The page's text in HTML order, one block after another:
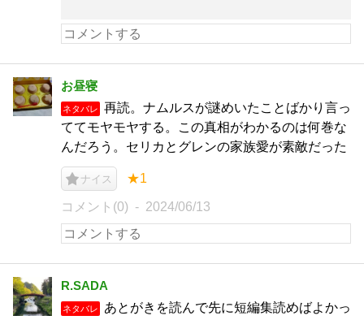
お昼寝
ネタバレ
再読。ナムルスが謎めいたことばかり言っ
ててモヤモヤする。この真相がわかるのは何巻な
んだろう。セリカとグレンの家族愛が素敵だった
ナイス ★1
コメント(0) 2024/06/13
R.SADA
ネタバレ あとがきを読んで先に短編集読めばよかっ